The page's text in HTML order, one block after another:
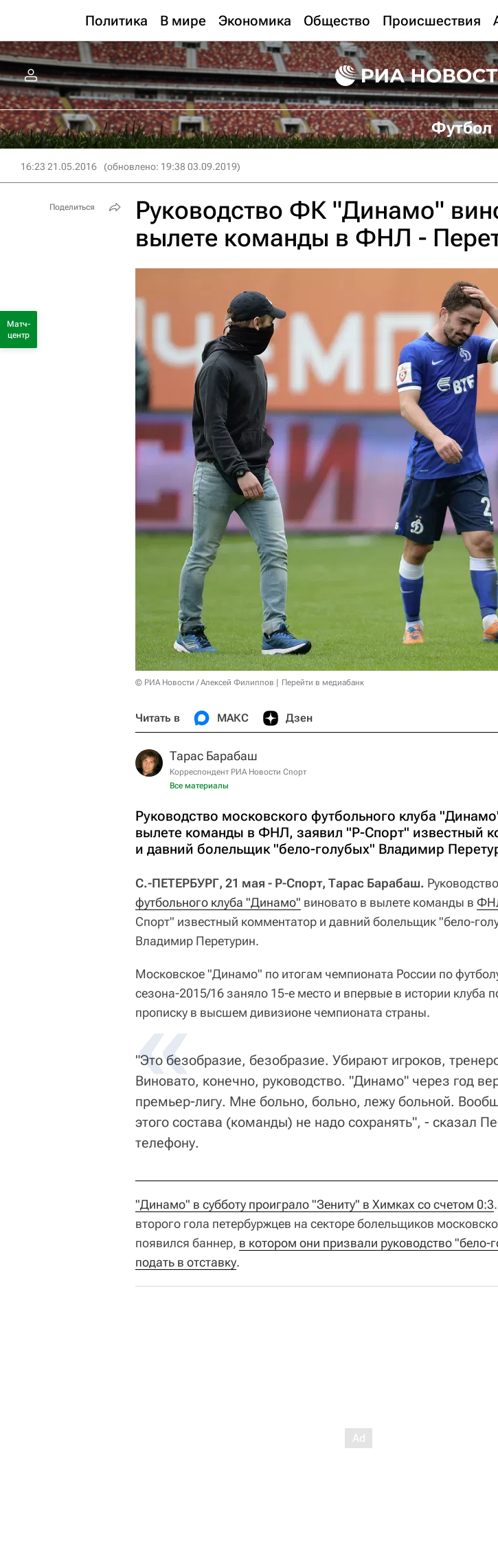
Политика В мире Экономика Общество Происшествия
Футбол
16:23 21.05.2016 (обновлено: 19:38 03.09.2019)
Руководство ФК "Динамо"
вылете команды в ФНЛ -
© РИА Новости / Алексей Филиппов Перейти в медиабанк
Читать в МАКС Дзен
Тарас Барабаш
Корреспондент РИА Новости Спорт
Все материалы
Руководство московского футбольного клуба
вылете команды в ФНЛ, заявил "Р-Спорт" известный
и давний болельщик "бело-голубых" Владимир
С.-ПЕТЕРБУРГ, 21 мая - Р-Спорт, Тарас Барабаш. Руководство
футбольного клуба "Динамо" виновато в вылете команды в
Спорт" известный комментатор и давний болельщик "бело-
Владимир Перетурин.
Московское "Динамо" по итогам чемпионата России по
сезона-2015/16 заняло 15-е место и впервые в истории клуба
прописку в высшем дивизионе чемпионата страны.
"Это безобразие, безобразие. Убирают игроков,
Виновато, конечно, руководство. "Динамо" через год
премьер-лигу. Мне больно, больно, лежу больной.
этого состава (команды) не надо сохранять", - сказал
телефону.
"Динамо" в субботу проиграло "Зениту" в Химках со счетом 0:3
второго гола петербуржцев на секторе болельщиков
появился баннер, в котором они призвали руководство "бело-
подать в отставку.
Поделиться
Матч-
центр